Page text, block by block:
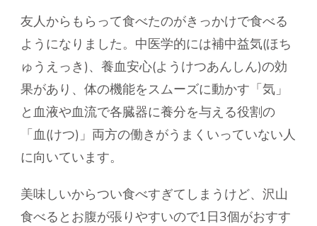
じ
ま
す
の
友人からもらって食べたのがきっかけで食べる
ようになりました。 中医学的には補中益気(ほち
ゅうえっき)、養血安心(ようけつあんしん)の効
果があり、体の機能をスムーズに動かす「気」
と血液や血流で各臓器に養分を与える役割の
「血(けつ)」両方の働きがうまくいっていない人
に向いています。
美味しいからつい食べすぎてしまうけど、沢山
食べるとお腹が張りやすいので1日3個がおすす